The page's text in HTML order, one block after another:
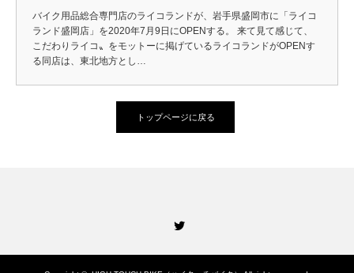
バイク用品総合専門店のライコランドが、岩手県盛岡市に「ライコ
ランド盛岡店」を2020年7月9日にOPENする。 来て見て感じて、
こだわりライコ〟をモットーに掲げているライコランドがOPENす
る同店は、東北地方とし…
トップページに戻る